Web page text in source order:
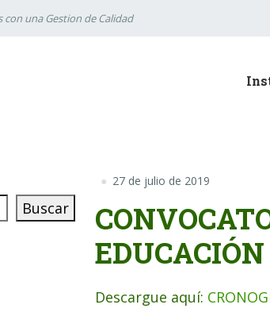
una Gestion de Calidad
27 de julio de 2019
EDUCACIÓN
Descargue aquí:
Buscar